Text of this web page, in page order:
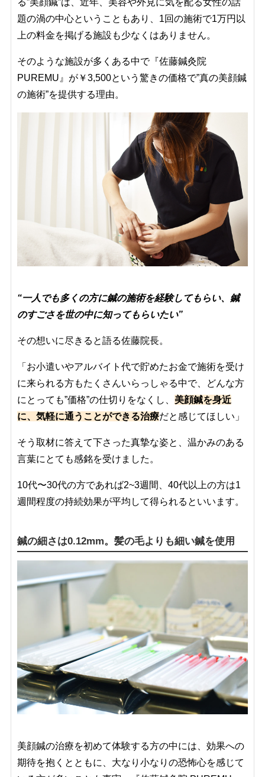
る”美顔鍼”は、近年、美容や外見に気を配る女性の話
題の渦の中心ということもあり、1回の施術で1万円以
上の料金を掲げる施設も少なくはありません。
そのような施設が多くある中で『佐藤鍼灸院
PUREMU』が￥3,500という驚きの価格で”真の美顔鍼
の施術”を提供する理由。
“一人でも多くの方に鍼の施術を経験してもらい、鍼
のすごさを世の中に知ってもらいたい”
その想いに尽きると語る佐藤院長。
「お小遣いやアルバイト代で貯めたお金で施術を受け
に来られる方もたくさんいらっしゃる中で、どんな方
にとっても”価格”の仕切りをなくし、 美顔鍼を身近
に、気軽に通うことができる治療だと感じてほしい」
そう取材に答えて下さった真摯な姿と、温かみのある
言葉にとても感銘を受けました。
10代〜30代の方であれば2~3週間、40代以上の方は1
週間程度の持続効果が平均して得られるといいます。
鍼の細さは0.12mm。髪の毛よりも細い鍼を使用
美顔鍼の治療を初めて体験する方の中には、効果への
期待を抱くとともに、大なり小なりの恐怖心を感じて